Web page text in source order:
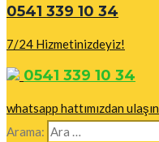
0541 339 10 34
7/24 Hizmetinizdeyiz!
0541 339 10 34
whatsapp hattımızdan ulaşın
Arama: